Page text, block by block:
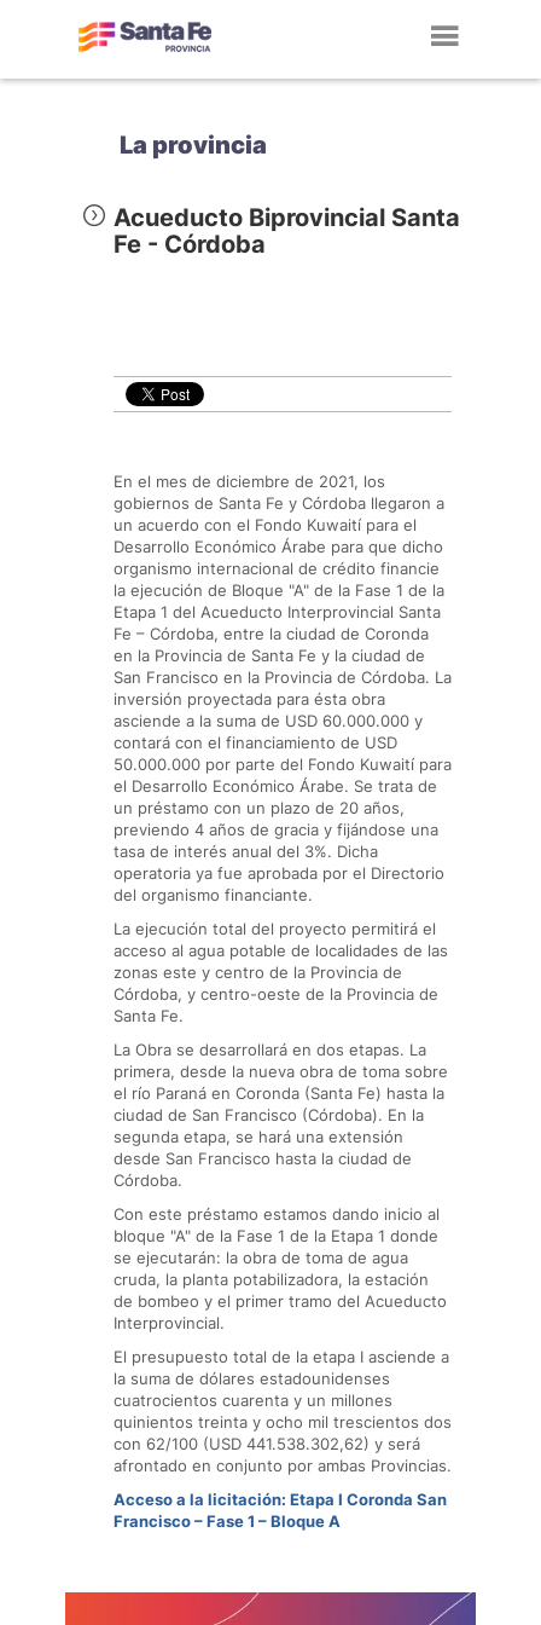
La provincia
Acueducto Biprovincial Santa
Fe - Córdoba
En el mes de diciembre de 2021, los
gobiernos de Santa Fe y Córdoba llegaron a
un acuerdo con el Fondo Kuwaití para el
Desarrollo Económico Árabe para que dicho
organismo internacional de crédito financie
la ejecución de Bloque "A" de la Fase 1 de la
Etapa 1 del Acueducto Interprovincial Santa
Fe – Córdoba, entre la ciudad de Coronda
en la Provincia de Santa Fe y la ciudad de
San Francisco en la Provincia de Córdoba. La
inversión proyectada para ésta obra
asciende a la suma de USD 60.000.000 y
contará con el financiamiento de USD
50.000.000 por parte del Fondo Kuwaití para
el Desarrollo Económico Árabe. Se trata de
un préstamo con un plazo de 20 años,
previendo 4 años de gracia y fijándose una
tasa de interés anual del 3%. Dicha
operatoria ya fue aprobada por el Directorio
del organismo financiante.
La ejecución total del proyecto permitirá el
acceso al agua potable de localidades de las
zonas este y centro de la Provincia de
Córdoba, y centro-oeste de la Provincia de
Santa Fe.
La Obra se desarrollará en dos etapas. La
primera, desde la nueva obra de toma sobre
el río Paraná en Coronda (Santa Fe) hasta la
ciudad de San Francisco (Córdoba). En la
segunda etapa, se hará una extensión
desde San Francisco hasta la ciudad de
Córdoba.
Con este préstamo estamos dando inicio al
bloque "A" de la Fase 1 de la Etapa 1 donde
se ejecutarán: la obra de toma de agua
cruda, la planta potabilizadora, la estación
de bombeo y el primer tramo del Acueducto
Interprovincial.
El presupuesto total de la etapa I asciende a
la suma de dólares estadounidenses
cuatrocientos cuarenta y un millones
quinientos treinta y ocho mil trescientos dos
con 62/100 (USD 441.538.302,62) y será
afrontado en conjunto por ambas Provincias.
Acceso a la licitación: Etapa I Coronda San
Francisco – Fase 1 – Bloque A